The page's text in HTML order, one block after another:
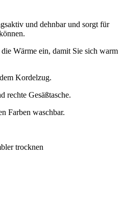
und dehnbar und sorgt für
Wärme ein, damit Sie sich warm
Kordelzug.
rechte Gesäßtasche.
Farben waschbar.
trocknen